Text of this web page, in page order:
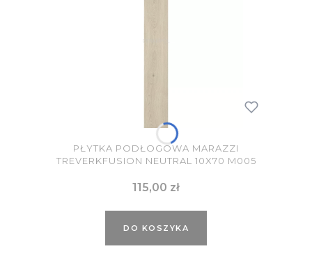
PŁYTKA PODŁOGOWA MARAZZI
TREVERKFUSION NEUTRAL 10X70 M005
Cena
115,00 zł
DO KOSZYKA